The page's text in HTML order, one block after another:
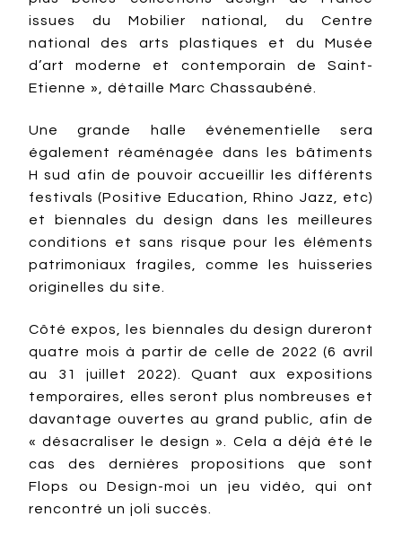
issues du Mobilier national, du Centre
national des arts plastiques et du Musée
d’art moderne et contemporain de Saint-
Etienne », détaille Marc Chassaubéné.
Une grande halle événementielle sera
également réaménagée dans les bâtiments
H sud afin de pouvoir accueillir les différents
festivals (Positive Education, Rhino Jazz, etc)
et biennales du design dans les meilleures
conditions et sans risque pour les éléments
patrimoniaux fragiles, comme les huisseries
originelles du site.
Côté expos, les biennales du design dureront
quatre mois à partir de celle de 2022 (6 avril
au 31 juillet 2022). Quant aux expositions
temporaires, elles seront plus nombreuses et
davantage ouvertes au grand public, afin de
« désacraliser le design ». Cela a déjà été le
cas des dernières propositions que sont
Flops ou Design-moi un jeu vidéo, qui ont
rencontré un joli succès.